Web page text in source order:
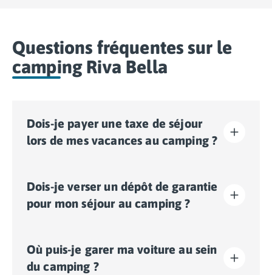
Questions fréquentes sur le
camping Riva Bella
Dois-je payer une taxe de séjour
lors de mes vacances au camping ?
sites touristiques. Il vous faudra donc l’acquitter lors
de votre enregistrement en ligne ou une fois sur place.
Dois-je verser un dépôt de garantie
pour mon séjour au camping ?
votre enregistrement en ligne ou une fois sur place.
Où puis-je garer ma voiture au sein
du camping ?